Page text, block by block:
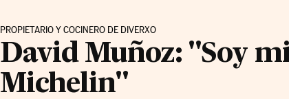
PROPIETARIO Y COCINERO DE DIVERXO
David Muñoz: "Soy
Michelin"